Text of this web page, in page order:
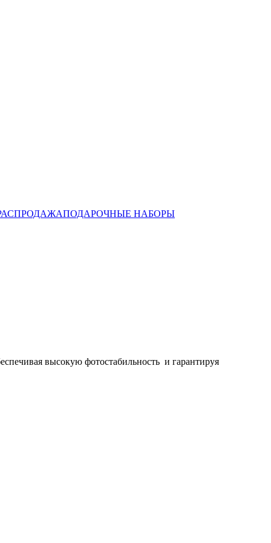
ПОДАРОЧНЫЕ НАБОРЫ
высокую фотостабильность и гарантируя